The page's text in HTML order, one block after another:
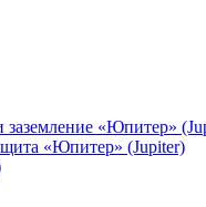
«Юпитер»
«Юпитер» (Jupiter)